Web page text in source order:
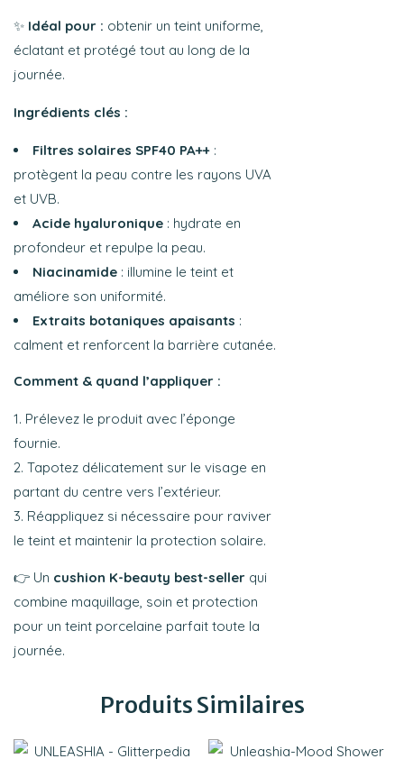
✨ Idéal pour : obtenir un teint uniforme,
éclatant et protégé tout au long de la
journée.
Ingrédients clés :
Filtres solaires SPF40 PA++ :
protègent la peau contre les rayons UVA
et UVB.
Acide hyaluronique : hydrate en
profondeur et repulpe la peau.
Niacinamide : illumine le teint et
améliore son uniformité.
Extraits botaniques apaisants :
calment et renforcent la barrière cutanée.
Comment & quand l’appliquer :
Prélevez le produit avec l’éponge
fournie.
Tapotez délicatement sur le visage en
partant du centre vers l’extérieur.
Réappliquez si nécessaire pour raviver
le teint et maintenir la protection solaire.
👉 Un cushion K-beauty best-seller qui
combine maquillage, soin et protection
pour un teint porcelaine parfait toute la
journée.
Produits Similaires